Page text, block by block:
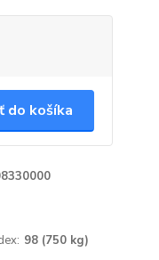
do košíka
98 (750 kg)